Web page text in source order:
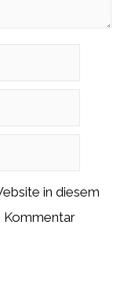
in diesem
Kommentar